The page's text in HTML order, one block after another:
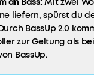
liefern, spürst du
BassUp 2.0
zur Geltung als
BassUp.